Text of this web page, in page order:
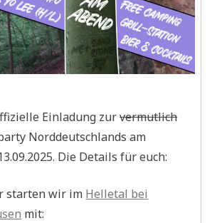
Einladung zurvermutlich
Norddeutschlands am
Die Details für euch:
starten wir im Helletal bei
mit: